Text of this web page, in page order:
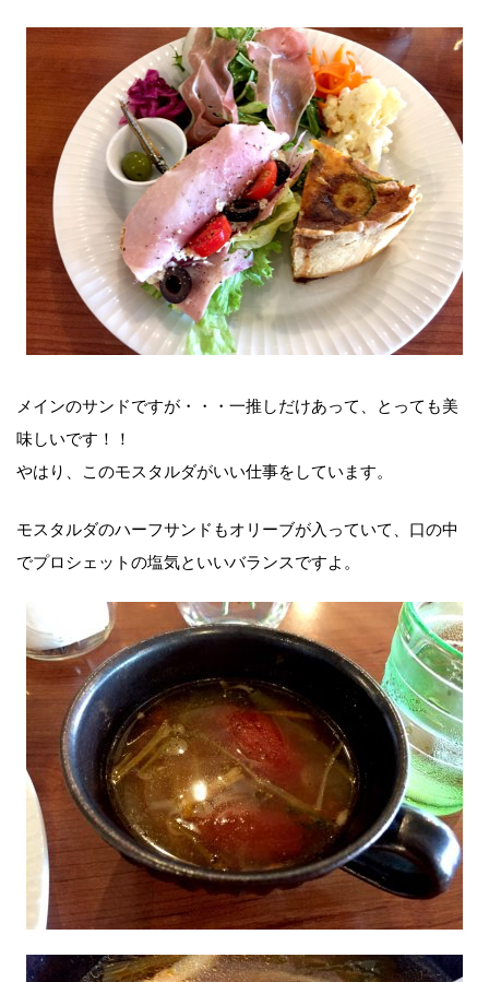
メインのサンドですが・・・一推しだけあって、とっても美
味しいです！！
やはり、このモスタルダがいい仕事をしています。
モスタルダのハーフサンドもオリーブが入っていて、口の中
でプロシェットの塩気といいバランスですよ。